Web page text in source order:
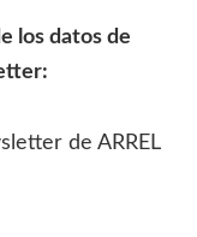
los datos de
de ARREL